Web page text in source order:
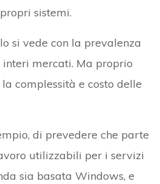
sistemi.
si vede con la prevalenza
mercati. Ma proprio
complessità e costo delle
di prevedere che parte
utilizzabili per i servizi
sia basata Windows, e